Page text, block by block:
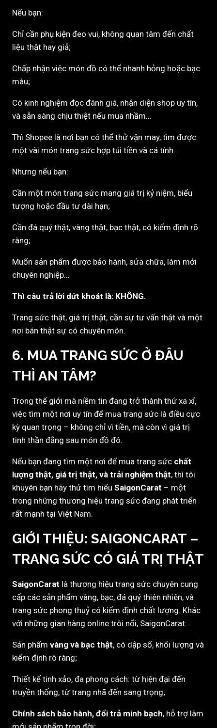
Nếu bạn:
Chỉ cần phụ kiện đeo vui, không quan tâm đến chất
liệu thật hay giả;
Chấp nhận việc món đồ có thể nhanh hỏng hoặc bạc
màu;
Có kinh nghiệm đọc đánh giá, nhận diện shop uy tín,
và sẵn sàng chịu thiệt nếu mua nhầm…
Thì Shopee là nơi bạn có thể thử vận may, tìm được
một vài món trang sức hợp túi tiền và cá tính.
Nhưng nếu bạn:
Cần một món trang sức mang giá trị kỷ niệm, biểu
tượng hoặc đầu tư dài hạn;
Cần đá quý thật, vàng thật, bạc thật, có kiểm định rõ
ràng;
Muốn sản phẩm được bảo hành, sửa chữa, làm mới
chuyên nghiệp…
Thì câu trả lời dứt khoát là: KHÔNG.
Trang sức thật, giá trị thật, cần sự tư vấn thật và một
nơi bán thật sự có chuyên môn.
6. MUA TRANG SỨC Ở ĐÂU
THÌ AN TÂM?
Trong thế giới mà niềm tin đang trở thành thứ xa xỉ,
việc tìm một nơi uy tín để mua trang sức là điều cực
kỳ quan trọng – không chỉ vì tiền, mà còn vì giá trị
tinh thần đằng sau món đồ đó.
Nếu bạn đang tìm một nơi để mua trang sức chất
lượng thật, giá trị thật, và trải nghiệm thật, thì tôi
khuyên bạn hãy thử tìm hiểu SaigonCarat – một
trong những thương hiệu trang sức đang phát triển
rất mạnh tại Việt Nam.
GIỚI THIỆU: SAIGONCARAT –
TRANG SỨC CÓ GIÁ TRỊ THẬT
SaigonCarat là thương hiệu trang sức chuyên cung
cấp các sản phẩm vàng, bạc, đá quý thiên nhiên, và
trang sức phong thuỷ có kiểm định chất lượng. Khác
với những gian hàng online trôi nổi, SaigonCarat:
Sản phẩm vàng và bạc thật, có dập số, khối lượng và
kiểm định rõ ràng;
Thiết kế tinh xảo, đa phong cách: từ hiện đại đến
truyền thống, từ trang nhã đến sang trọng;
Chính sách bảo hành, đổi trả minh bạch, hỗ trợ làm